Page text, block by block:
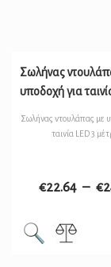
Σωλήνας
υποδοχή για
Σωλήνας ντουλάπας με
ταινία LED 3
€22.64 – €